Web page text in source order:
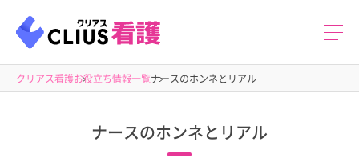
クリアス看護お役立ち情報一覧ナースのホンネとリアル
ナースのホンネとリアル